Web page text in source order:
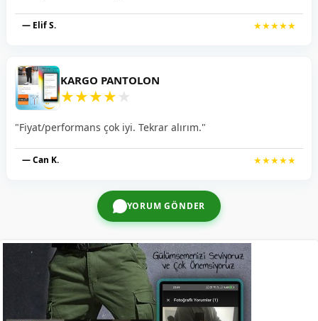
— Elif S. ★★★★★
KARGO PANTOLON
★★★★ ★
"Fiyat/performans çok iyi. Tekrar alırım."
— Can K. ★★★★★
YORUM GÖNDER